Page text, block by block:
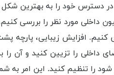
در دسترس خود را به بهترین
داخلی مورد نظر را بررسی
کنیم. افزایش زیبایی، پارچه
را تزیین کنید و آن را
را تنظیم کنید. این امر به